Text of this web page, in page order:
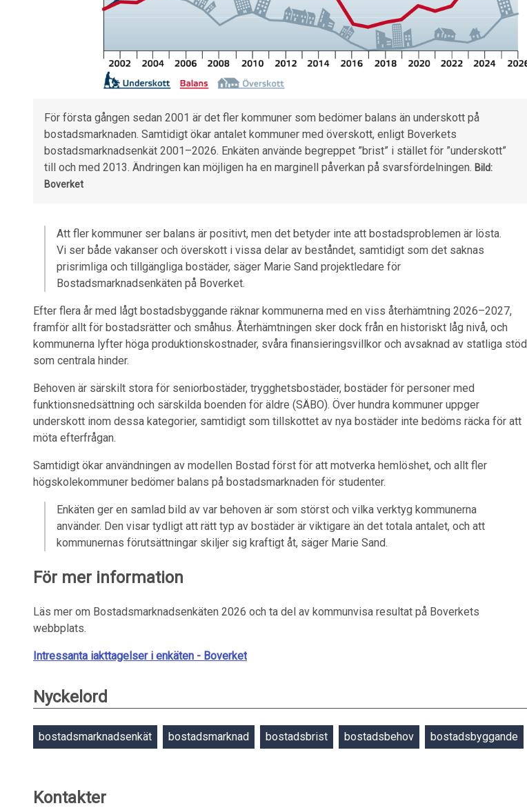
För första gången sedan 2001 är det fler kommuner som bedömer balans än underskott på
bostadsmarknaden. Samtidigt ökar antalet kommuner med överskott, enligt Boverkets
bostadsmarknadsenkät 2001–2026. Enkäten använde begreppet ”brist” i stället för ”underskott”
till och med 2013. Ändringen kan möjligen ha en marginell påverkan på svarsfördelningen. Bild:
Boverket
Att fler kommuner ser balans är positivt, men det betyder inte att bostadsproblemen är lösta.
Vi ser både vakanser och överskott i vissa delar av beståndet, samtidigt som det saknas
prisrimliga och tillgängliga bostäder, säger Marie Sand projektledare för
Bostadsmarknadsenkäten på Boverket.
Efter flera år med lågt bostadsbyggande räknar kommunerna med en viss återhämtning 2026–2027,
framför allt för bostadsrätter och småhus. Återhämtningen sker dock från en historiskt låg nivå, och
kommunerna lyfter höga produktionskostnader, svåra finansieringsvillkor och avsaknad av statliga stöd
som centrala hinder.
Behoven är särskilt stora för seniorbostäder, trygghetsbostäder, bostäder för personer med
funktionsnedsättning och särskilda boenden för äldre (SÄBO). Över hundra kommuner uppger
underskott inom dessa kategorier, samtidigt som tillskottet av nya bostäder inte bedöms räcka för att
möta efterfrågan.
Samtidigt ökar användningen av modellen Bostad först för att motverka hemlöshet, och allt fler
högskolekommuner bedömer balans på bostadsmarknaden för studenter.
Enkäten ger en samlad bild av var behoven är som störst och vilka verktyg kommunerna
använder. Den visar tydligt att rätt typ av bostäder är viktigare än det totala antalet, och att
kommunernas förutsättningar skiljer sig kraftigt åt, säger Marie Sand.
För mer information
Läs mer om Bostadsmarknadsenkäten 2026 och ta del av kommunvisa resultat på Boverkets
webbplats.
Intressanta iakttagelser i enkäten - Boverket
Nyckelord
bostadsmarknadsenkät bostadsmarknad bostadsbrist bostadsbehov bostadsbyggande
Kontakter